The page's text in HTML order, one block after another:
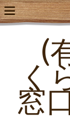
(
く
窓